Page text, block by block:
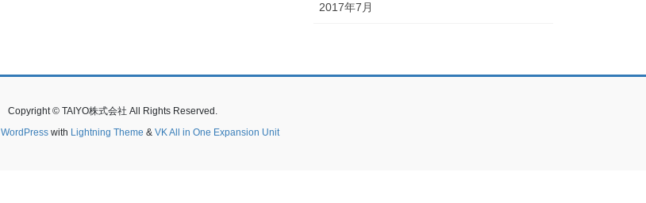
2017年7月
Copyright © TAIYO株式会社 All Rights Reserved.
WordPresswith Lightning Theme & VK All in One Expansion Unit